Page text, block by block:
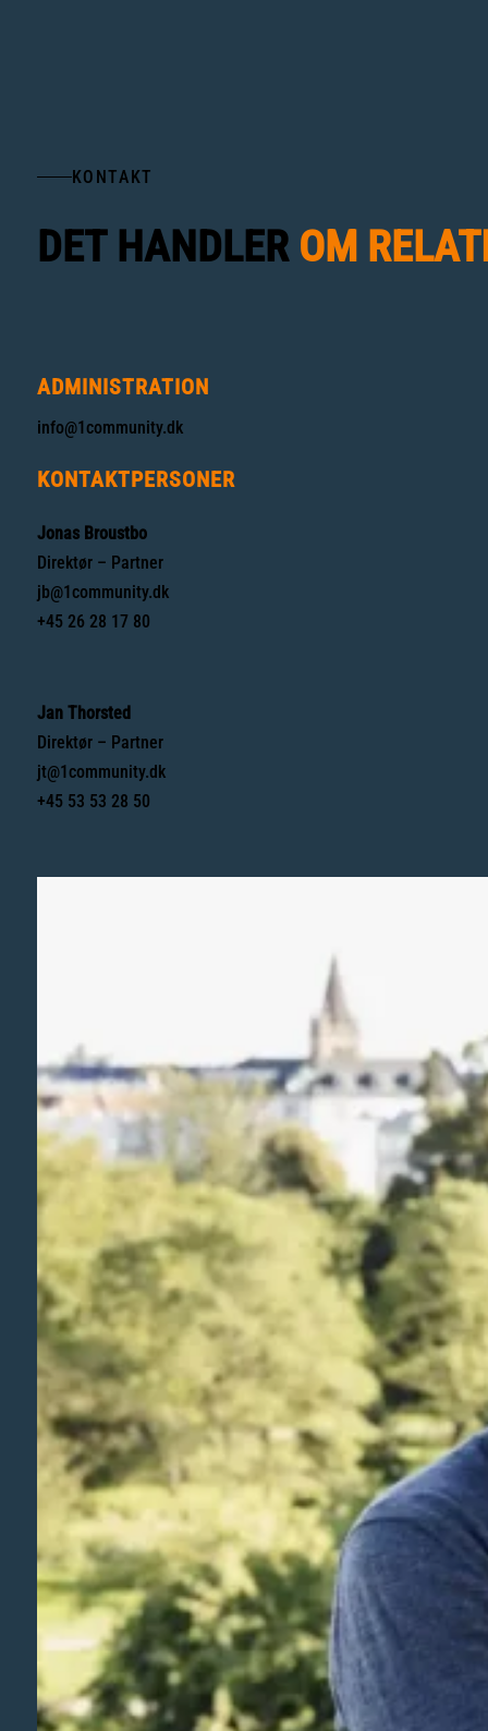
KONTAKT
DET HANDLER OM
ADMINISTRATION
info@1community.dk
KONTAKTPERSONER
Jonas Broustbo
Direktør – Partner
jb@1community.dk
+45 26 28 17 80
Jan Thorsted
Direktør – Partner
jt@1community.dk
+45 53 53 28 50